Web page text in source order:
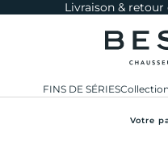
Livraison &
bessec-
FINS DE SÉRIESCollection
Votre